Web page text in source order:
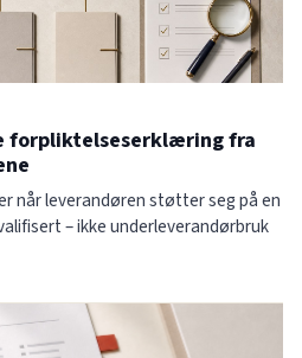
forpliktelseserklæring fra
når leverandøren støtter seg på en
– ikke underleverandørbruk